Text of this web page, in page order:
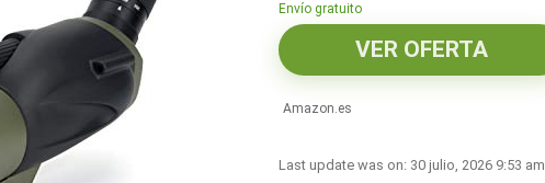
Envío gratuito
VER OFERTA
Amazon.es
Last update was on: 30 julio, 2026 9:53 am